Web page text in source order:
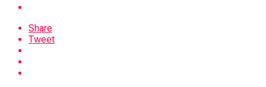
Share
Tweet